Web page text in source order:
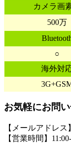
カメラ画
500万
○
海外対
お気軽にお問
【メールアドレス
【営業時間】